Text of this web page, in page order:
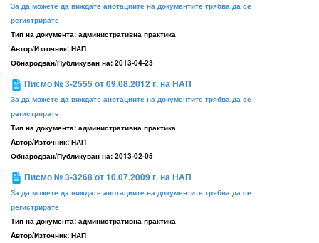
За да можете да виждате анотациите на документите трябва да се
регистрирате
Тип на документа: административна практика
Aвтор/Източник: НАП
Обнародван/Публикуван на: 2013-04-23
Писмо № 3-2555 от 09.08.2012 г. на НАП
За да можете да виждате анотациите на документите трябва да се
регистрирате
Тип на документа: административна практика
Aвтор/Източник: НАП
Обнародван/Публикуван на: 2013-02-05
Писмо № 3-3268 от 10.07.2009 г. на НАП
За да можете да виждате анотациите на документите трябва да се
регистрирате
Тип на документа: административна практика
Aвтор/Източник: НАП